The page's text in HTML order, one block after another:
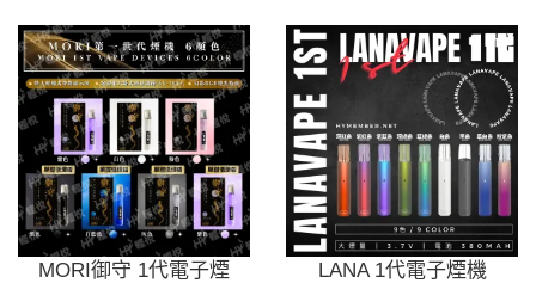
MORI御守 1代電子煙
LANA 1代電子煙機